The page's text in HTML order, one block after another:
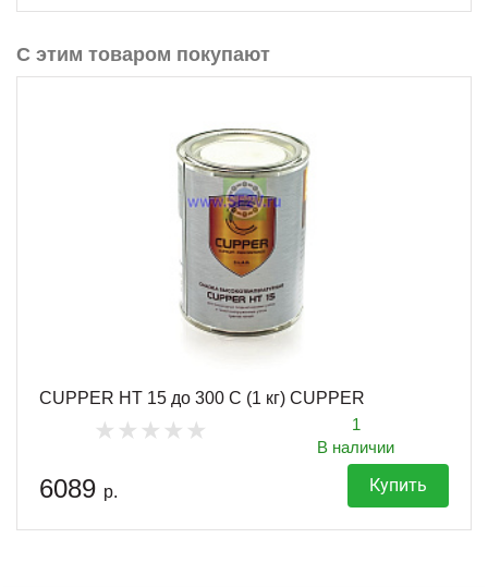
С этим товаром покупают
CUPPER HT 15 до 300 С (1 кг) CUPPER
1
В наличии
6089 р. Купить